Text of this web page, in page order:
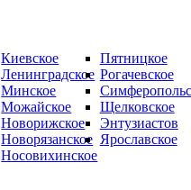
Киевское
Ленинградское
Минское
Можайское
Новорижское
Новорязанское
Носовихинское
Пятницкое
Рогачевское
Щелковское
Энтузиастов
Ярославское